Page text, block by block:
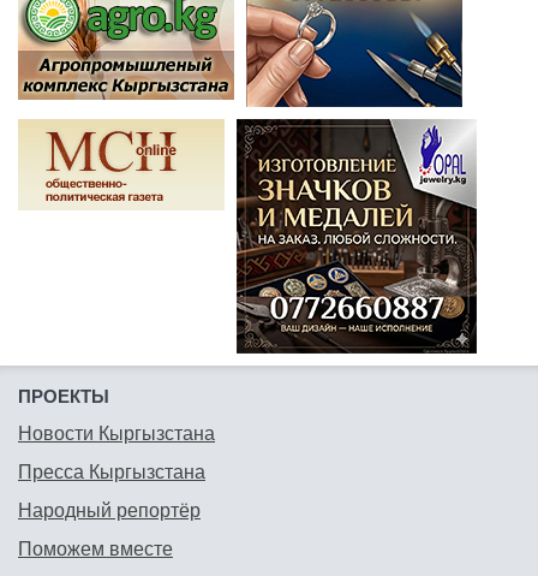
ПРОЕКТЫ
Новости Кыргызстана
Пресса Кыргызстана
Народный репортёр
Поможем вместе